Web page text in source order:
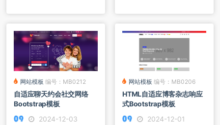
网站模板 编号：MB0212
自适应聊天约会社交网络
Bootstrap模板
2024-12-03
网站模板 编号：MB0206
HTML自适应博客杂志响应
式Bootstrap模板
2024-12-01